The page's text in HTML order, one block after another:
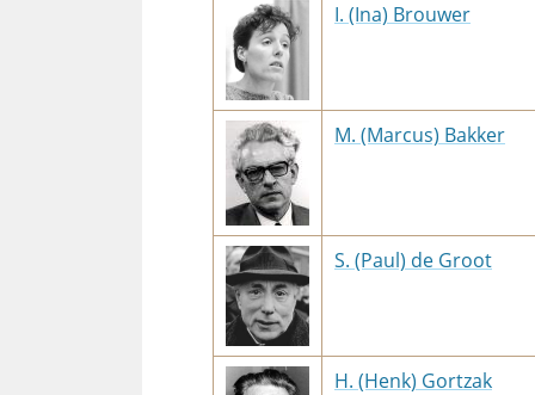
I. (Ina) Brouwer
M. (Marcus) Bakker
S. (Paul) de Groot
H. (Henk) Gortzak